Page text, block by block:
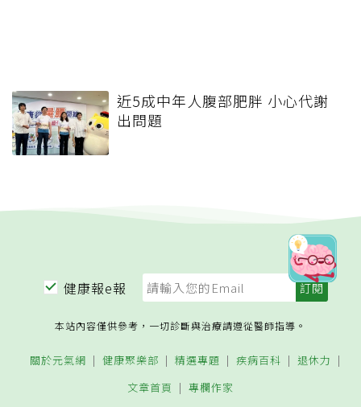
近5成中年人腹部肥胖 小心代謝
出問題
健康報e報
本站內容僅供參考，一切診斷與治療請遵從醫師指導。
關於元氣網 健康聚樂部 精選專題 疾病百科
退休力
文章首頁
專欄作家